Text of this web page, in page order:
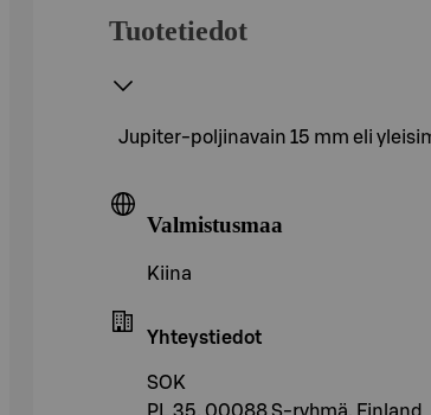
Tuotetiedot
Jupiter-poljinavain 15 mm eli
Valmistusmaa
Kiina
Yhteystiedot
SOK